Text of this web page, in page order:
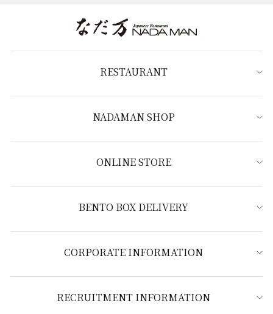
RESTAURANT
NADAMAN SHOP
ONLINE STORE
BENTO BOX DELIVERY
CORPORATE INFORMATION
RECRUITMENT INFORMATION